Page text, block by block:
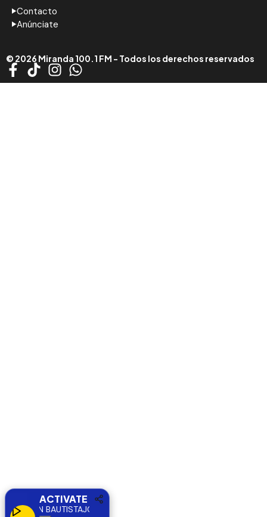
Contacto
Anúnciate
© 2026 Miranda 100.1 FM - Todos los derechos reservados
ACTIVATE
JOHAN BAUTISTAJOHAN BAUTISTA